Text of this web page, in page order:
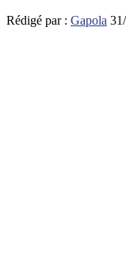
Rédigé par : Gapola